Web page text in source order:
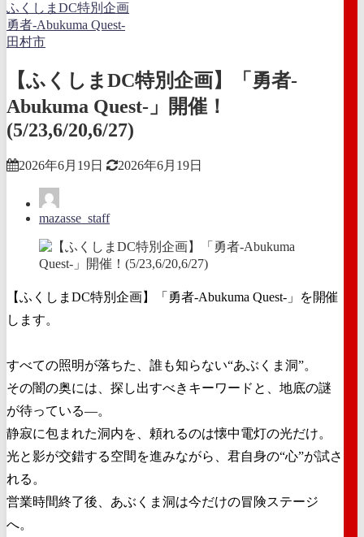
ふくしまDC特別企画
勇者-Abukuma Quest-
田村市
【ふくしまDC特別企画】「勇者-
Abukuma Quest-」開催！
(5/23,6/20,6/27)
2026年6月19日 2026年6月19日
mazasse_staff
【ふくしまDC特別企画】「勇者-Abukuma Quest-」を開催
します。
すべての照明が落ちた、誰も知らない“あぶくま洞”。
その闇の奥には、探し出すべきキーワードと、地底の謎
が待っている―。
静寂に包まれた洞内を、頼れるのは懐中電灯の光だけ。
光と影が交錯する空間を進みながら、君自身の“心”が試さ
れる。
営業時間終了後、あぶくま洞は今だけの冒険ステージ
へ。